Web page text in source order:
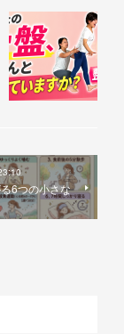
6つの小さな